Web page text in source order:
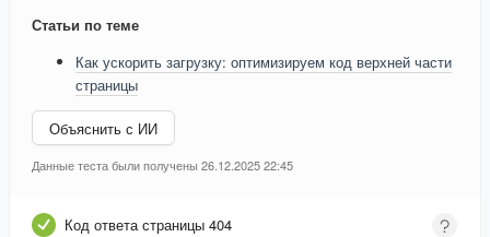
Статьи по теме
Как ускорить загрузку: оптимизируем код верхней части
страницы
Объяснить с ИИ
Данные теста были получены 26.12.2025 22:45
Код ответа страницы 404